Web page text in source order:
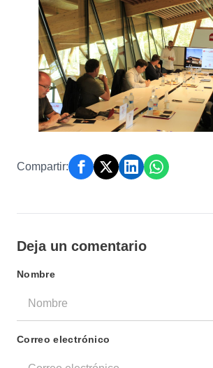
Compartir:
Deja un comentario
Nombre
Correo electrónico